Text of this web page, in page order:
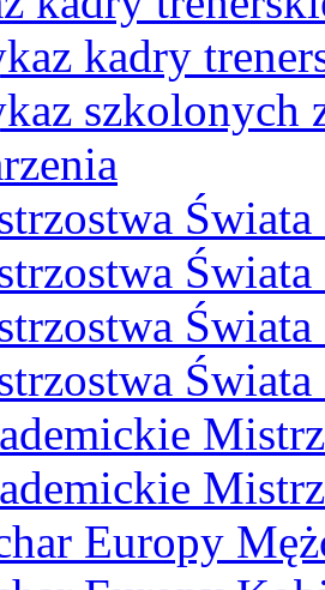
kadry
szkolonych
Europy